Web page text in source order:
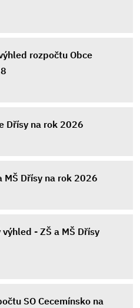
rozpočtu Obce
Dřísy na rok 2026
MŠ Dřísy na rok 2026
- ZŠ a MŠ Dřísy
SO Cecemínsko na